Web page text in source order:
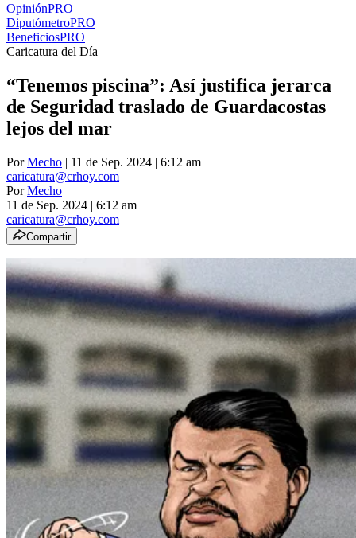
OpiniónPRO
DiputómetroPRO
BeneficiosPRO
Caricatura del Día
“Tenemos piscina”: Así justifica jerarca
de Seguridad traslado de Guardacostas
lejos del mar
PorMecho | 11 de Sep. 2024 | 6:12 am
caricatura@crhoy.com
PorMecho
11 de Sep. 2024 | 6:12 am
caricatura@crhoy.com
Compartir